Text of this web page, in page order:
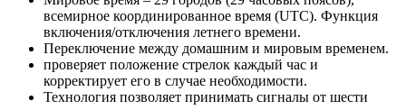
всемирное координированное время (UTC). Функция
включения/отключения летнего времени.
Переключение между домашним и мировым временем.
проверяет положение стрелок каждый час и
корректирует его в случае необходимости.
Технология позволяет принимать сигналы от шести